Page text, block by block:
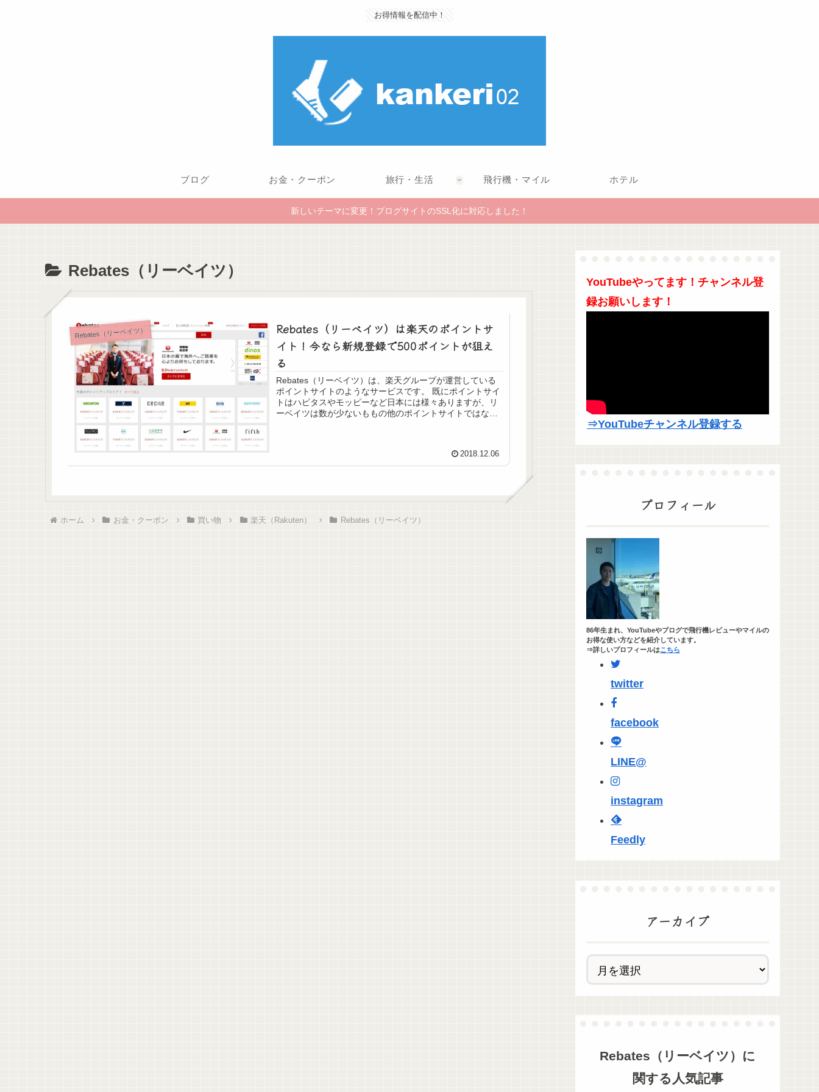
お得情報を配信中！
ブログ お金・クーポン 旅行・生活 飛行機・マイル ホテル
新しいテーマに変更！ブログサイトのSSL化に対応しました！
Rebates（リーベイツ）
Rebates（リーベイツ）
Rebates（リーベイツ）は楽天のポイントサ
イト！今なら新規登録で500ポイントが狙え
る
Rebates（リーベイツ）は、楽天グループが運営している
ポイントサイトのようなサービスです。 既にポイントサイ
トはハピタスやモッピーなど日本には様々ありますが、リ
ーベイツは数が少ないももの他のポイントサイトではない
2018.12.06
ホーム お金・クーポン 買い物 楽天（Rakuten） Rebates（リーベイツ）
YouTubeやってます！チャンネル登
録お願いします！
⇒YouTubeチャンネル登録する
プロフィール
86年生まれ、YouTubeやブログで飛行機レビューやマイルの
お得な使い方などを紹介しています。
⇒詳しいプロフィールはこちら
twitter
facebook
LINE@
instagram
Feedly
アーカイブ
Rebates（リーベイツ） に
関する人気記事